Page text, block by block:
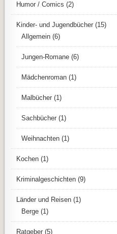
Humor / Comics (2)
Kinder- und Jugendbücher (15)
Allgemein (6)
Jungen-Romane (6)
Mädchenroman (1)
Malbücher (1)
Sachbücher (1)
Weihnachten (1)
Kochen (1)
Kriminalgeschichten (9)
Länder und Reisen (1)
Berge (1)
Ratgeber (5)